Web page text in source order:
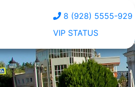
8 (928) 5555-929
VIP STATUS